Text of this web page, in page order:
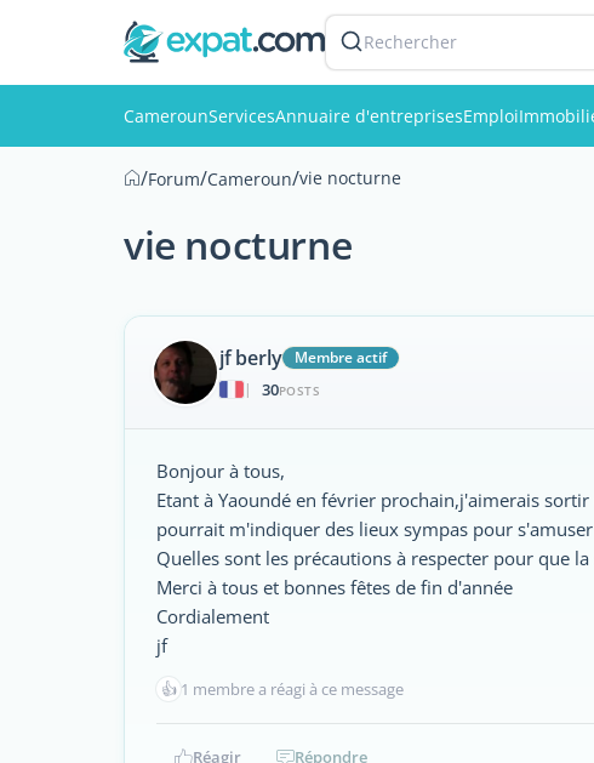
Rechercher
CamerounServicesAnnuaire d'entreprisesEmploi
/Forum/Cameroun/vie nocturne
vie nocturne
jf berly
Membre actif
|
30POSTS
Bonjour à tous,
Etant à Yaoundé en février prochain,j'aimerais
pourrait m'indiquer des lieux sympas pour
Quelles sont les précautions à respecter pour que
Merci à tous et bonnes fêtes de fin d'année
Cordialement
jf
👍 1 membre a réagi à ce message
Réagir Répondre